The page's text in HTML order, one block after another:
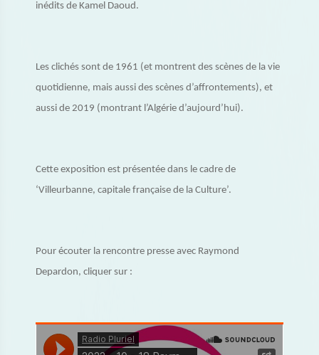
inédits de Kamel Daoud.
Les clichés sont de 1961 (et montrent des scènes de la vie
quotidienne, mais aussi des scènes d’affrontements), et
aussi de 2019 (montrant l’Algérie d’aujourd’hui).
Cette exposition est présentée dans le cadre de
‘Villeurbanne, capitale française de la Culture’.
Pour écouter la rencontre presse avec Raymond
Depardon, cliquer sur :